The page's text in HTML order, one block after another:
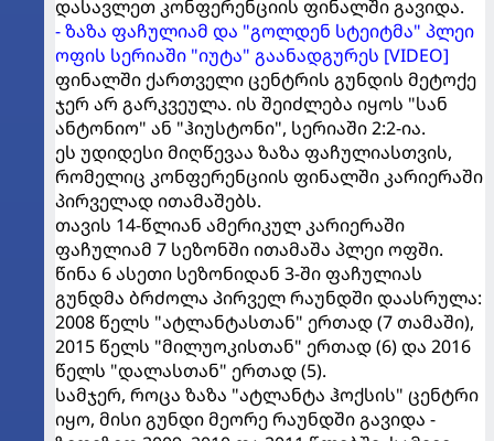
დასავლეთ კონფერენციის ფინალში გავიდა.
- ზაზა ფაჩულიამ და "გოლდენ სტეიტმა" პლეი
ოფის სერიაში "იუტა" გაანადგურეს [VIDEO]
ფინალში ქართველი ცენტრის გუნდის მეტოქე
ჯერ არ გარკვეულა. ის შეიძლება იყოს "სან
ანტონიო" ან "ჰიუსტონი", სერიაში 2:2-ია.
ეს უდიდესი მიღწევაა ზაზა ფაჩულიასთვის,
რომელიც კონფერენციის ფინალში კარიერაში
პირველად ითამაშებს.
თავის 14-წლიან ამერიკულ კარიერაში
ფაჩულიამ 7 სეზონში ითამაშა პლეი ოფში.
წინა 6 ასეთი სეზონიდან 3-ში ფაჩულიას
გუნდმა ბრძოლა პირველ რაუნდში დაასრულა:
2008 წელს "ატლანტასთან" ერთად (7 თამაში),
2015 წელს "მილუოკისთან" ერთად (6) და 2016
წელს "დალასთან" ერთად (5).
სამჯერ, როცა ზაზა "ატლანტა ჰოქსის" ცენტრი
იყო, მისი გუნდი მეორე რაუნდში გავიდა -